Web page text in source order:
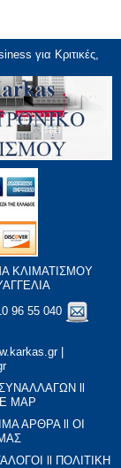
για Κριτικές,
ΚΛΙΜΑΤΙΣΜΟΥ
96 55 040
|
MAP
ΑΡΘΡΑll ΟΙ
ΠΟΛΙΤΙΚΗ